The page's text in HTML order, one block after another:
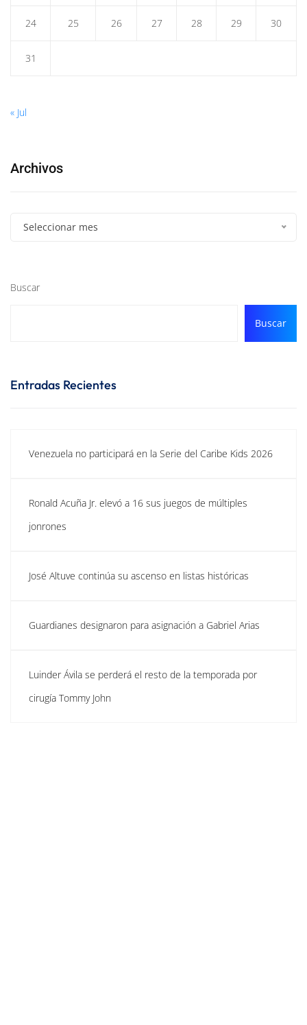
24 25 26 27 28 29 30
31
« Jul
Archivos
Seleccionar mes
Buscar
Buscar
Entradas Recientes
Venezuela no participará en la Serie del Caribe Kids 2026
Ronald Acuña Jr. elevó a 16 sus juegos de múltiples
jonrones
José Altuve continúa su ascenso en listas históricas
Guardianes designaron para asignación a Gabriel Arias
Luinder Ávila se perderá el resto de la temporada por
cirugía Tommy John